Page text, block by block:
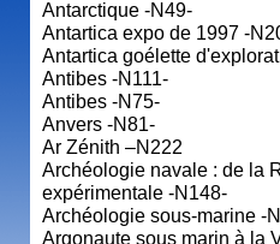
Antarctique -N49-
Antartica expo de 1997 -
Antartica goélette
Antibes -N111-
Antibes -N75-
Anvers -N81-
Ar Zénith –N222
Archéologie navale : de la
expérimentale -N148-
Archéologie sous-marine -
Argonaute sous marin à la